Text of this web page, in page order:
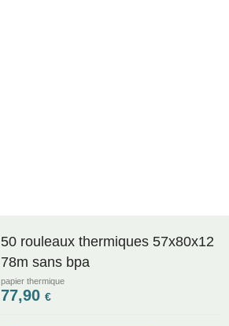
50 rouleaux thermiques 57x80x12
78m sans bpa
papier thermique
77,90€